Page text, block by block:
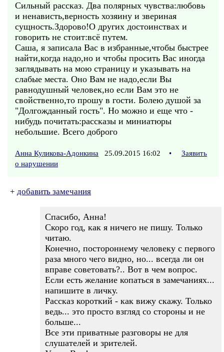
Сильный рассказ. Два полярных чувства:любовь
и ненависть,верность хозяину и звериная
сущность.Здорово!О других достоинствах и
говорить не стоит:всё путем.
Саша, я записала Вас в избранные,чтобы быстрее
найти,когда надо,но и чтобы просить Вас иногда
заглядывать на мою страницу и указывать на
слабые места. Оно Вам не надо,если Вы
равнодушный человек,но если Вам это не
свойственно,то прошу в гости. Болею душой за
"Долгожданный гость". Но можно и еще что -
нибудь почитать:рассказы и миниатюры
небольшие. Всего доброго
Анна Куликова-Адонкина 25.09.2015 16:02 •
Заявить
о нарушении
+ добавить замечания
Спасибо, Анна!
Скоро год, как я ничего не пишу. Только
читаю.
Конечно, постороннему человеку с первого
раза много чего видно, но... всегда ли он
вправе советовать?.. Вот в чем вопрос.
Если есть желание копаться в замечаниях...
напишите в личку.
Рассказ короткий - как вижу скажу. Только
ведь... это просто взгляд со стороны и не
больше...
Все эти приватные разговоры не для
слушателей и зрителей.